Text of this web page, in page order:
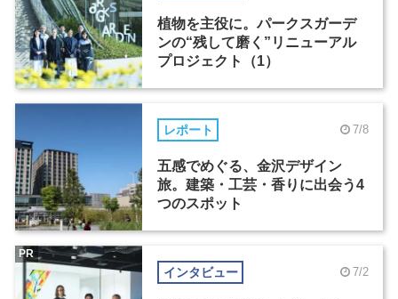
植物を主役に。パークスガーデ
ンの“残して磨く”リニューアル
プロジェクト（1）
レポート 7/8
五感でめぐる、金沢デザイン
旅。建築・工芸・香りに出会う4
つのスポット
インタビュー 7/2
PR